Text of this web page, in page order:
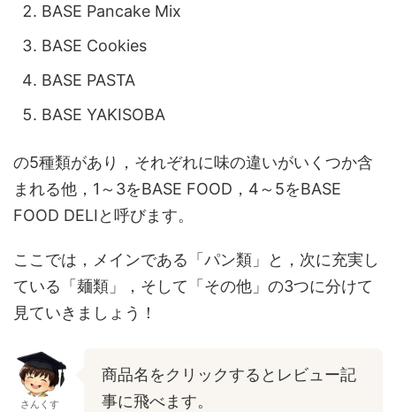
BASE Pancake Mix
BASE Cookies
BASE PASTA
BASE YAKISOBA
の5種類があり，それぞれに味の違いがいくつか含
まれる他，1～3をBASE FOOD，4～5をBASE
FOOD DELIと呼びます。
ここでは，メインである「パン類」と，次に充実し
ている「麺類」，そして「その他」の3つに分けて
見ていきましょう！
さんくす
商品名をクリックするとレビュー記
事に飛べます。